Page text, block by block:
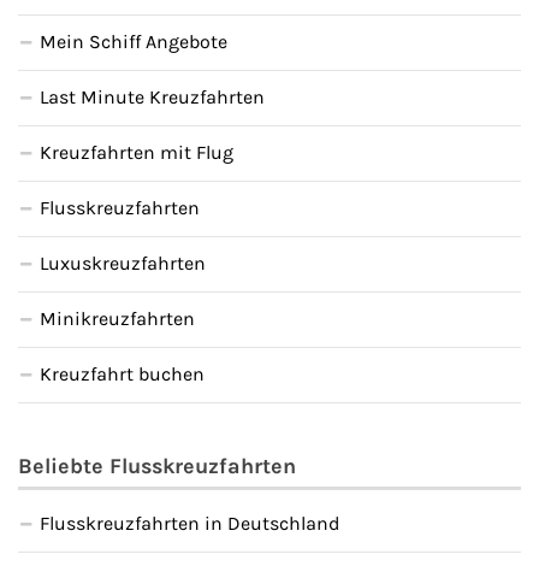
Mein Schiff Angebote
Last Minute Kreuzfahrten
Kreuzfahrten mit Flug
Flusskreuzfahrten
Luxuskreuzfahrten
Minikreuzfahrten
Kreuzfahrt buchen
Beliebte Flusskreuzfahrten
Flusskreuzfahrten in Deutschland